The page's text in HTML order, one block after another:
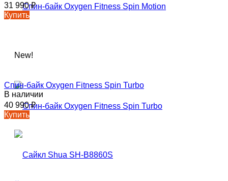
31 990₽
Купить
New!
Спин-байк Oxygen Fitness Spin Turbo
В наличии
40 990₽
Купить